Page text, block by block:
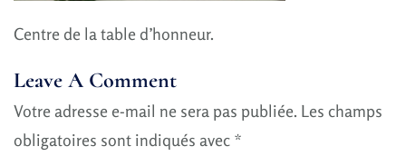
Centre de la table d’honneur.
Leave A Comment
Votre adresse e-mail ne sera pas publiée. Les champs
obligatoires sont indiqués avec *